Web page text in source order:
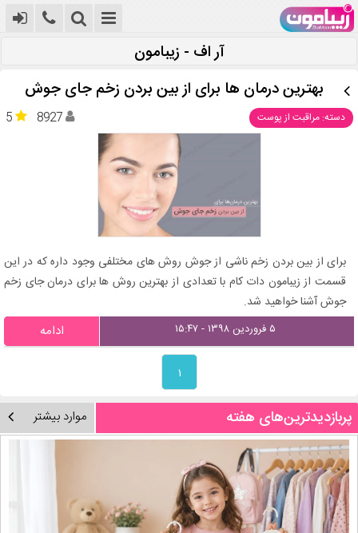
آر اف - زیبامون
بهترین درمان ها برای از بین بردن زخم جای جوش
دسته: مراقبت از پوست 5 8927
برای از بین بردن زخم ناشی از جوش روش های مختلفی وجود داره که در این
قسمت از زیبامون دات کام با تعدادی از بهترین روش ها برای درمان جای زخم
جوش آشنا خواهید شد.
۵ فروردین ۱۳۹۸ - ۱۵:۴۷ ادامه
۱
پربازدیدترین‌های هفته موارد بیشتر